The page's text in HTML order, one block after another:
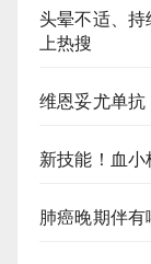
头晕不适、
上热搜
维恩妥尤单
新技能！血
肺癌晚期伴